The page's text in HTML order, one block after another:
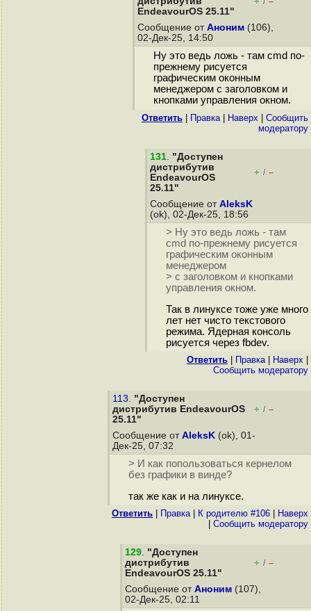
EndeavourOS 25.11"
Сообщение от Аноним (106),
02-Дек-25, 14:50
Ну это ведь ложь - там cmd по-
прежнему рисуется
графическим оконным
менеджером с заголовком и
кнопками управления окном.
Ответить Правка| Наверх
Cообщить
модератору
131. "Доступен
дистрибутив
EndeavourOS
25.11"
+ / –
Сообщение от AleksK
(ok), 02-Дек-25, 18:56
> Ну это ведь ложь - там
cmd по-прежнему рисуется
графическим оконным
менеджером
> с заголовком и кнопками
управления окном.
Так в линуксе тоже уже много
лет нет чисто текстового
режима. Ядерная консоль
рисуется через fbdev.
Ответить Правка| Наверх
Cообщить модератору
113. "Доступен
дистрибутив EndeavourOS
25.11"
+ / –
Сообщение от AleksK (ok), 01-
Дек-25, 07:32
> И как попользоваться кернелом
без графики в винде?
так же как и на линуксе.
Ответить Правка| К родителю #106
Наверх
Cообщить модератору
129. "Доступен
дистрибутив
EndeavourOS 25.11"
+ / –
Сообщение от Аноним (107),
02-Дек-25, 02:11